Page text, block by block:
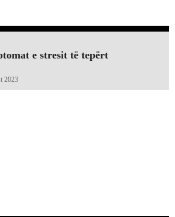
e stresit të tepërt
2023